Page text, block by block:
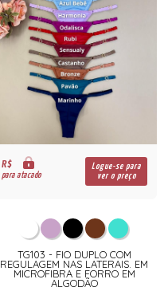
R$
para atacado
Logue-se para
ver o preço
TG103 - FIO DUPLO COM
REGULAGEM NAS LATERAIS. EM
MICROFIBRA E FORRO EM
ALGODÃO